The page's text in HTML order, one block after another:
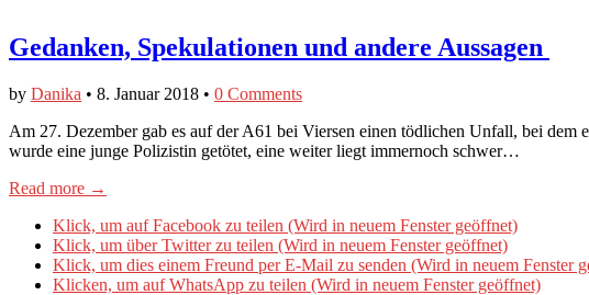
Gedanken, Spekulationen und andere Aussagen
by Danika • 8. Januar 2018 • 0 Comments
Am 27. Dezember gab es auf der A61 bei Viersen einen tödlichen Unfall, bei
wurde eine junge Polizistin getötet, eine weiter liegt immernoch schwer…
Read more →
Klick, um auf Facebook zu teilen (Wird in neuem Fenster geöffnet)
Klick, um über Twitter zu teilen (Wird in neuem Fenster geöffnet)
Klick, um dies einem Freund per E-Mail zu senden (Wird in neuem Fenster
Klicken, um auf WhatsApp zu teilen (Wird in neuem Fenster geöffnet)